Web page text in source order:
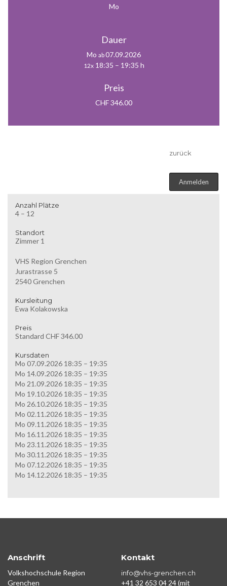
Mo
Dauer
Mo ab07.09.2026
12x18:35 – 19:35 h
Preis
CHF 346.00
zurück
Anmelden
Anzahl Plätze
4 – 12
Standort
Zimmer 1
VHS Region Grenchen
Jurastrasse 5
2540 Grenchen
Kursleitung
Ewa Kolakowska
Preis
Standard CHF 346.00
Kursdaten
Mo 07.09.2026 18:35 – 19:35
Mo 14.09.2026 18:35 – 19:35
Mo 21.09.2026 18:35 – 19:35
Mo 19.10.2026 18:35 – 19:35
Mo 26.10.2026 18:35 – 19:35
Mo 02.11.2026 18:35 – 19:35
Mo 09.11.2026 18:35 – 19:35
Mo 16.11.2026 18:35 – 19:35
Mo 23.11.2026 18:35 – 19:35
Mo 30.11.2026 18:35 – 19:35
Mo 07.12.2026 18:35 – 19:35
Mo 14.12.2026 18:35 – 19:35
Anschrift
Volkshochschule Region
Grenchen
Kontakt
info@vhs-grenchen.ch
+41 32 653 04 24 (mit